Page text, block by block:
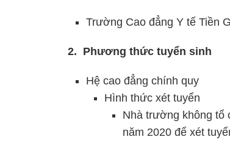
Trường Cao đẳng Y tế Tiền
2. Phương thức tuyển sinh
Hệ cao đẳng chính quy
Hình thức xét tuyển
Nhà trường không tổ
năm 2020 để xét